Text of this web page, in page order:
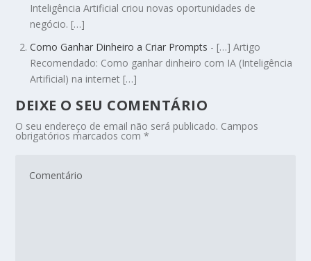
Inteligência Artificial criou novas oportunidades de
negócio. […]
Como Ganhar Dinheiro a Criar Prompts - […] Artigo
Recomendado: Como ganhar dinheiro com IA (Inteligência
Artificial) na internet […]
DEIXE O SEU COMENTÁRIO
O seu endereço de email não será publicado. Campos
obrigatórios marcados com*